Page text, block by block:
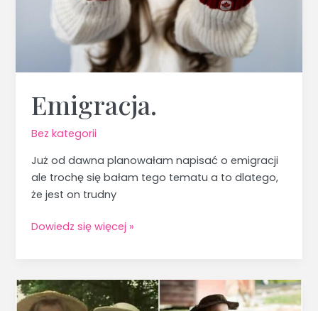
Emigracja.
Bez kategorii
Już od dawna planowałam napisać o emigracji
ale trochę się bałam tego tematu a to dlatego,
że jest on trudny
Dowiedz się więcej »
Ekranizacje
powieści